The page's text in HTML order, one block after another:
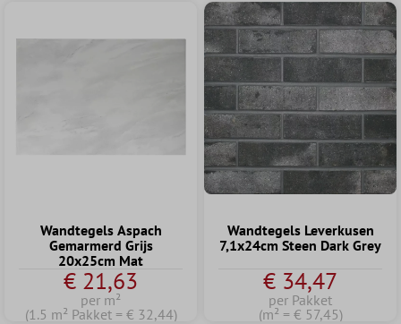
Wandtegels Aspach
Gemarmerd Grijs
20x25cm Mat
€ 21,63
per m²
(1.5 m² Pakket = € 32,44)
Wandtegels Leverkusen
7,1x24cm Steen Dark Grey
€ 34,47
per Pakket
(m² = € 57,45)